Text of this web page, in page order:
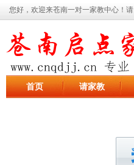
您好，欢迎来苍南一对一家教中心！请
首页 请家教